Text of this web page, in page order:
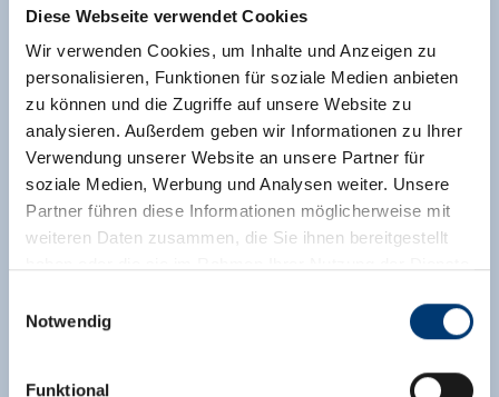
Diese Webseite verwendet Cookies
Wir verwenden Cookies, um Inhalte und Anzeigen zu
personalisieren, Funktionen für soziale Medien anbieten
zu können und die Zugriffe auf unsere Website zu
analysieren. Außerdem geben wir Informationen zu Ihrer
Verwendung unserer Website an unsere Partner für
soziale Medien, Werbung und Analysen weiter. Unsere
Partner führen diese Informationen möglicherweise mit
weiteren Daten zusammen, die Sie ihnen bereitgestellt
Notwendig
Funktional